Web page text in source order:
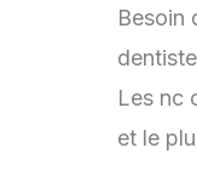
Besoin
Les nc
et le